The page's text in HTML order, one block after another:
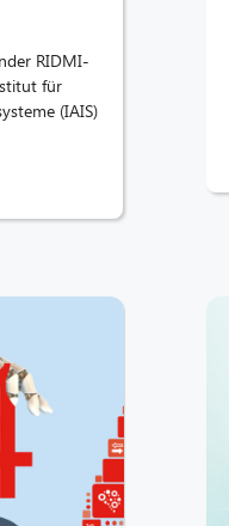
RIDMI-
für
(IAIS)